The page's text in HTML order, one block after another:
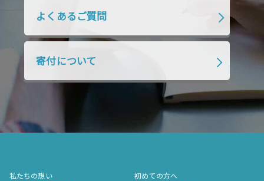
2018年7月 2018年6月
2018年4月 2018年3月 2018年2月
2018年1月 2017年12月
2017年10月 2017年9月 2017年8月
2017年5月
2017年4月
よくあるご質問
寄付について
私たちの想い 初めての方へ